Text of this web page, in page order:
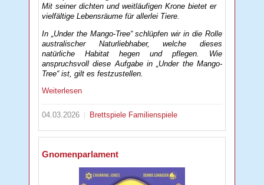
Mit seiner dichten und weitläufigen Krone bietet er
vielfältige Lebensräume für allerlei Tiere.
In „Under the Mango-Tree“ schlüpfen wir in die Rolle
australischer Naturliebhaber, welche dieses
natürliche Habitat hegen und pflegen. Wie
anspruchsvoll diese Aufgabe in „Under the Mango-
Tree“ ist, gilt es festzustellen.
Weiterlesen
04.03.2026 Brettspiele Familienspiele
Gnomenparlament